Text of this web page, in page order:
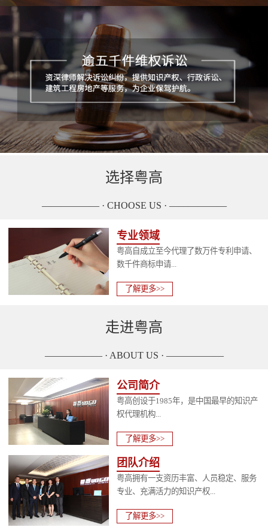
选择粤高
—————— · CHOOSE US · ——————
专业领域
粤高自成立至今代理了数万件专利申请、
数千件商标申请...
了解更多>>
走进粤高
—————— · ABOUT US · ——————
公司简介
粤高创设于1985年，是中国最早的知识产
权代理机构...
了解更多>>
团队介绍
粤高拥有一支资历丰富、人员稳定、服务
专业、充满活力的知识产权...
了解更多>>